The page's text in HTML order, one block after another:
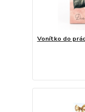
Vonítko do